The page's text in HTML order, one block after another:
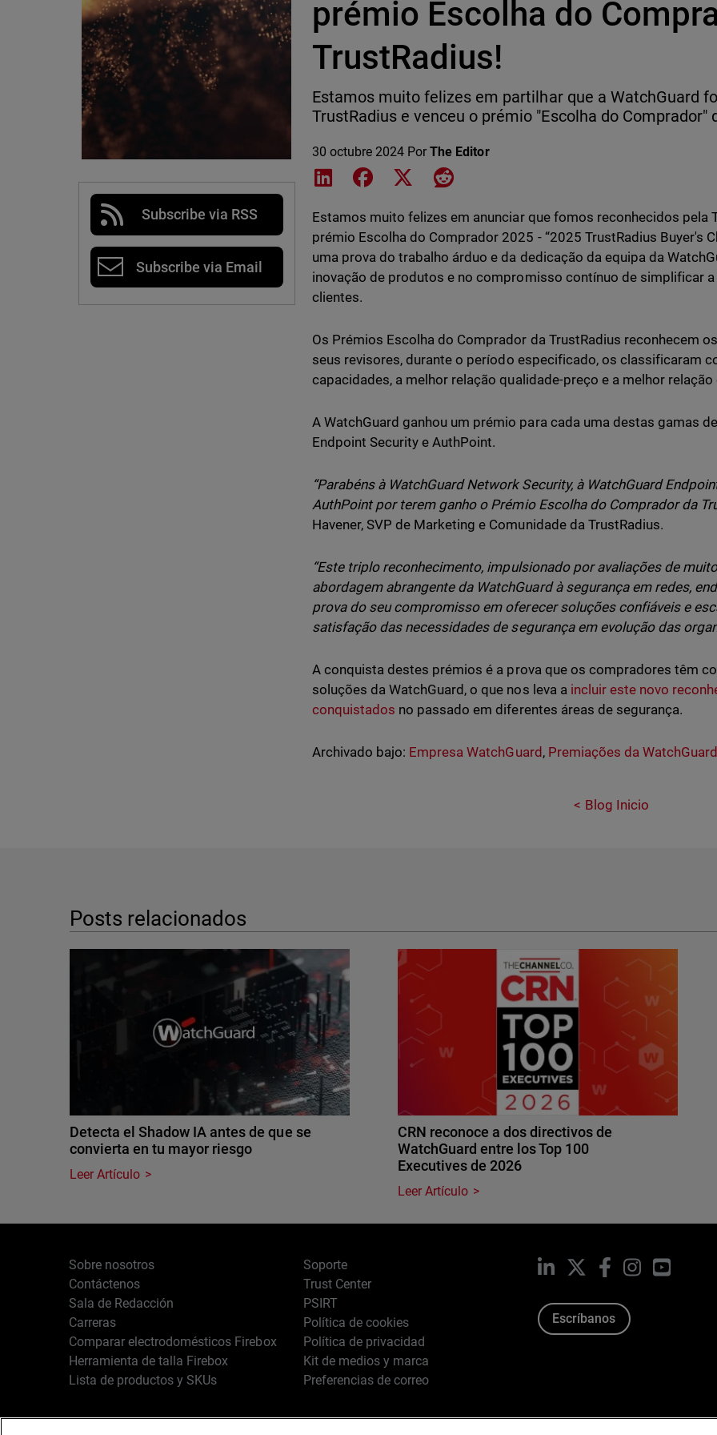
Subscribe via RSS
Subscribe via Email
prémio Escolha do
TrustRadius!
Estamos muito felizes em partilhar que a WatchGuard
TrustRadius e venceu o prémio "Escolha do Comprador"
30 octubre 2024 PorThe Editor
Share on LinkedIn
Share on Facebook
Share on XShare on Reddit
Estamos muito felizes em anunciar que fomos reconhecidos pela
prémio Escolha do Comprador 2025 - “2025 TrustRadius Buyer's
uma prova do trabalho árduo e da dedicação da equipa da
inovação de produtos e no compromisso contínuo de simplificar
clientes.
Os Prémios Escolha do Comprador da TrustRadius reconhecem
seus revisores, durante o período especificado, os classificaram
capacidades, a melhor relação qualidade-preço e a melhor
A WatchGuard ganhou um prémio para cada uma destas gamas
Endpoint Security e AuthPoint.
“Parabéns à WatchGuard Network Security, à WatchGuard
AuthPoint por terem ganho o Prémio Escolha do Comprador da
Havener, SVP de Marketing e Comunidade da TrustRadius.
“Este triplo reconhecimento, impulsionado por avaliações de
abordagem abrangente da WatchGuard à segurança em redes,
prova do seu compromisso em oferecer soluções confiáveis e
satisfação das necessidades de segurança em evolução das
A conquista destes prémios é a prova que os compradores têm
soluções da WatchGuard, o que nos leva a incluir este novo
conquistados no passado em diferentes áreas de segurança.
Archivado bajo: Empresa WatchGuard , Premiações da
Blog Inicio
Posts relacionados
Detecta el Shadow IA antes de que se
convierta en tu mayor riesgo
Leer Artículo
CRN reconoce a dos directivos de
WatchGuard entre los Top 100
Executives de 2026
Leer Artículo
Sobre nosotros
Contáctenos
Sala de Redacción
Carreras
Comparar electrodomésticos Firebox
Herramienta de talla Firebox
Lista de productos y SKUs
Soporte
Trust Center
PSIRT
Política de cookies
Política de privacidad
Kit de medios y marca
Preferencias de correo
LinkedIn Facebook
Instagram
Escríbanos